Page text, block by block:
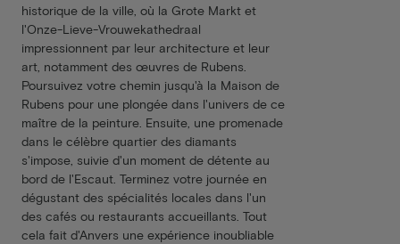
historique de la ville, où la Grote Markt et
l'Onze-Lieve-Vrouwekathedraal
impressionnent par leur architecture et leur
art, notamment des œuvres de Rubens.
Poursuivez votre chemin jusqu'à la Maison de
Rubens pour une plongée dans l'univers de ce
maître de la peinture. Ensuite, une promenade
dans le célèbre quartier des diamants
s'impose, suivie d'un moment de détente au
bord de l'Escaut. Terminez votre journée en
dégustant des spécialités locales dans l'un
des cafés ou restaurants accueillants. Tout
cela fait d'Anvers une expérience inoubliable